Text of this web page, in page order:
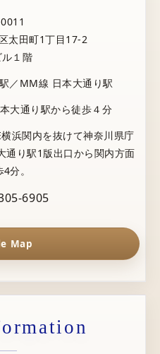
太田町1丁目17-2
ル１階
／MM線 日本大通り駅
大通り駅から徒歩４分
浜関内を抜けて神奈川県庁
通り駅1版出口から関内方面
分。
6905
Map